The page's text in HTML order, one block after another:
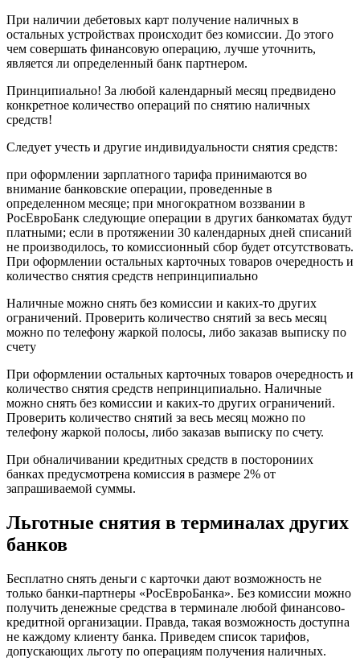
При наличии дебетовых карт получение наличных в
остальных устройствах происходит без комиссии. До этого
чем совершать финансовую операцию, лучше уточнить,
является ли определенный банк партнером.
Принципиально! За любой календарный месяц предвидено
конкретное количество операций по снятию наличных
средств!
Следует учесть и другие индивидуальности снятия средств:
при оформлении зарплатного тарифа принимаются во
внимание банковские операции, проведенные в
определенном месяце; при многократном воззвании в
РосЕвроБанк следующие операции в других банкоматах будут
платными; если в протяжении 30 календарных дней списаний
не производилось, то комиссионный сбор будет отсутствовать.
При оформлении остальных карточных товаров очередность и
количество снятия средств непринципиально
Наличные можно снять без комиссии и каких-то других
ограничений. Проверить количество снятий за весь месяц
можно по телефону жаркой полосы, либо заказав выписку по
счету
При оформлении остальных карточных товаров очередность и
количество снятия средств непринципиально. Наличные
можно снять без комиссии и каких-то других ограничений.
Проверить количество снятий за весь месяц можно по
телефону жаркой полосы, либо заказав выписку по счету.
При обналичивании кредитных средств в посторониих
банках предусмотрена комиссия в размере 2% от
запрашиваемой суммы.
Льготные снятия в терминалах других
банков
Бесплатно снять деньги с карточки дают возможность не
только банки-партнеры «РосЕвроБанка». Без комиссии можно
получить денежные средства в терминале любой финансово-
кредитной организации. Правда, такая возможность доступна
не каждому клиенту банка. Приведем список тарифов,
допускающих льготу по операциям получения наличных.